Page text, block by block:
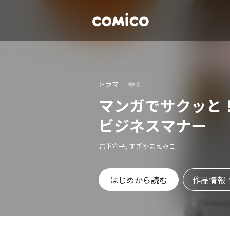
ドラマ 0
マンガでサクッと
ビジネスマナー
岩下宣子, すぎやまえみこ
はじめから読む 作品情報